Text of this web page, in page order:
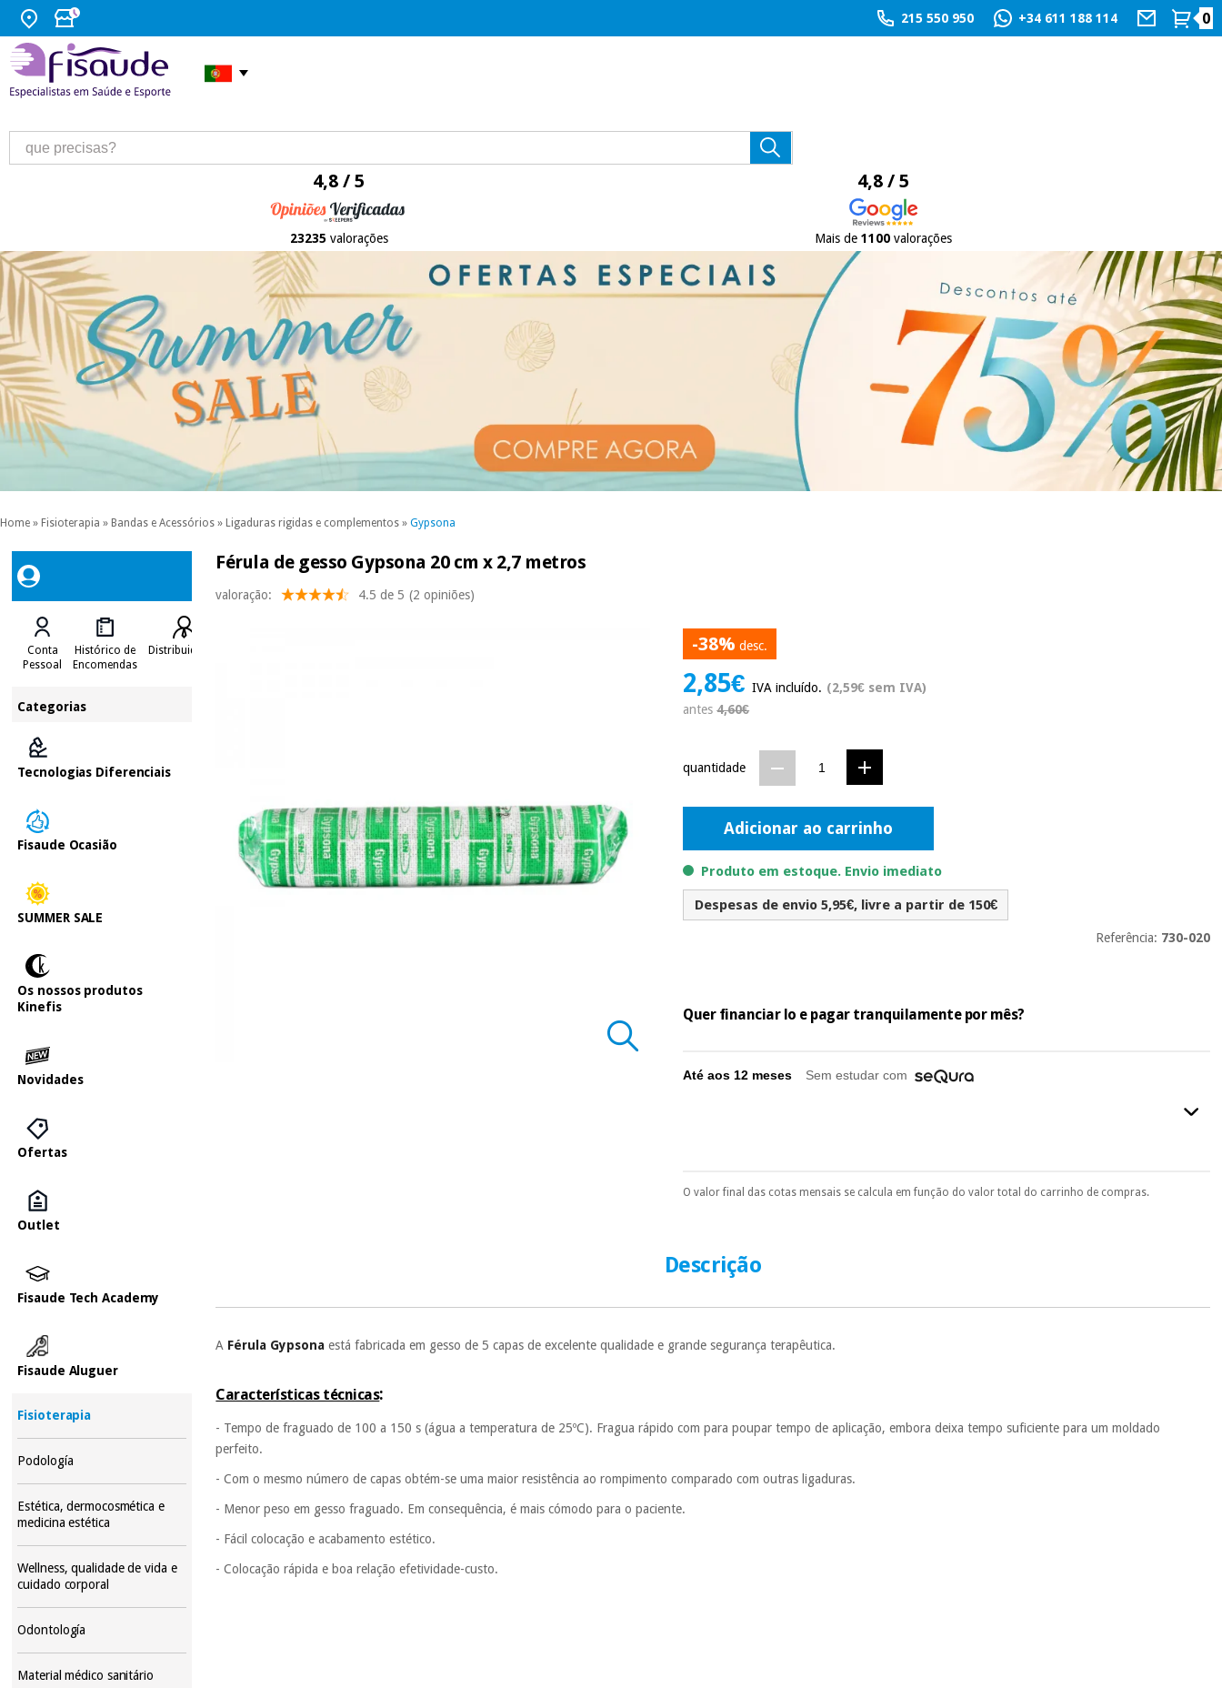
215 550 950 +34 611 188 114 0
4,8 / 5
23235 valorações
4,8 / 5
Mais de 1100valorações
Home » Fisioterapia » Bandas e Acessórios » Ligaduras rigidas e complementos » Gypsona
Conta
Pessoal
Histórico de
Encomendas
Distribuidores
Categorias
Tecnologias Diferenciais
Fisaude Ocasião
SUMMER SALE
Os nossos produtos
Kinefis
Novidades
Ofertas
Outlet
Fisaude Tech Academy
Fisaude Aluguer
Fisioterapia
Podología
Estética, dermocosmética e
medicina estética
Wellness, qualidade de vida e
cuidado corporal
Odontología
Material médico sanitário
Férula de gesso Gypsona 20 cm x 2,7 metros
valoração: 4.5 de 5 (2 opiniões)
-38% desc.
2,85€IVA incluído. (2,59€ sem IVA)
antes4,60€
quantidade
Adicionar ao carrinho
Produto em estoque. Envio imediato
Despesas de envio 5,95€, livre a partir de 150€
Referência: 730-020
Quer financiar lo e pagar tranquilamente por mês?
Até aos 12 meses Sem estudar com
Pode escolhê-lo no final do processo de compra, ao escolher o método de pagamento.
É gratuito para si
prestações serão cobradas no mesmo dia de cada mês.
sem penalizações ou truques.
O valor final das cotas mensais se calcula em função do valor total do carrinho de compras.
Descrição
A Férula Gypsona está fabricada em gesso de 5 capas de excelente qualidade e grande segurança terapêutica.
Características técnicas:
- Tempo de fraguado de 100 a 150 s (água a temperatura de 25ºC). Fragua rápido com para poupar tempo de aplicação, embora deixa tempo suficiente para um moldado
perfeito.
- Com o mesmo número de capas obtém-se uma maior resistência ao rompimento comparado com outras ligaduras.
- Menor peso em gesso fraguado. Em consequência, é mais cómodo para o paciente.
- Fácil colocação e acabamento estético.
- Colocação rápida e boa relação efetividade-custo.